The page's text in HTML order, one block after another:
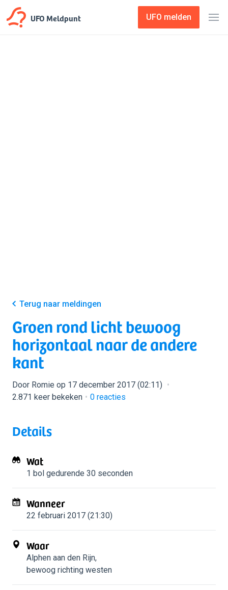
UFO Meldpunt UFO melden
Terug naar meldingen
Groen rond licht bewoog
horizontaal naar de andere
kant
Door Romie op 17 december 2017 (02:11)
2.871 keer bekeken
0 reacties
Details
Wat
1 bol gedurende 30 seconden
Wanneer
22 februari 2017 (21:30)
Waar
Alphen aan den Rijn,
bewoog richting westen